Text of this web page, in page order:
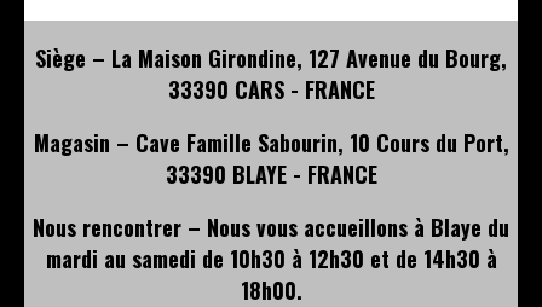
Siège – La Maison Girondine, 127 Avenue du Bourg,
33390 CARS - FRANCE
Magasin – Cave Famille Sabourin, 10 Cours du Port,
33390 BLAYE - FRANCE
Nous rencontrer – Nous vous accueillons à Blaye du
mardi au samedi de 10h30 à 12h30 et de 14h30 à
18h00.